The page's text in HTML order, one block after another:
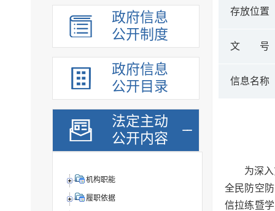
政府信息
公开制度
政府信息
公开目录
法定主动
公开内容
机构职能
履职依据
存放位置
文 号
信息名称
为深
全民防空
信拉练暨